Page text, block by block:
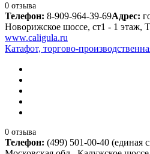
0 отзыва
Телефон: 8-909-964-39-69Адрес:
Новорижское шоссе, ст1 - 1
www.caligula.ru
Катафот, торгово-
0 отзыва
Телефон: (499) 501-00-40 (единая